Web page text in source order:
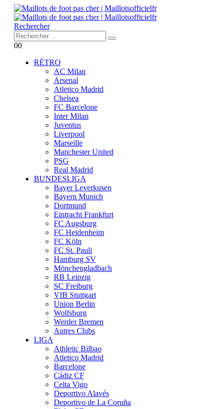
Rechercher
00
RÉTRO
AC Milan
Arsenal
Atletico Madrid
Chelsea
FC Barcelone
Inter Milan
Juventus
Liverpool
Marseille
Manchester United
PSG
Real Madrid
BUNDESLIGA
Bayer Leverkusen
Bayern Munich
Dortmund
Eintracht Frankfurt
FC Augsburg
FC Heidenheim
FC Köln
FC St. Pauli
Hamburg SV
Mönchengladbach
RB Leipzig
SC Freiburg
VfB Stuttgart
Union Berlin
Wolfsburg
Werder Bremen
Autres Clubs
LIGA
Athletic Bilbao
Atletico Madrid
Barcelone
Cádiz CF
Celta Vigo
Deportivo Alavés
Deportivo de La Coruña